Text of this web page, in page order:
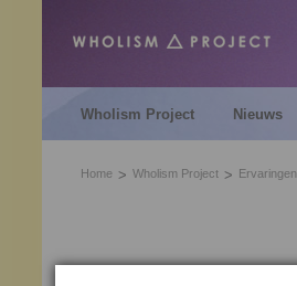
Wholism Project Nieuws
Home Wholism Project Ervaringen